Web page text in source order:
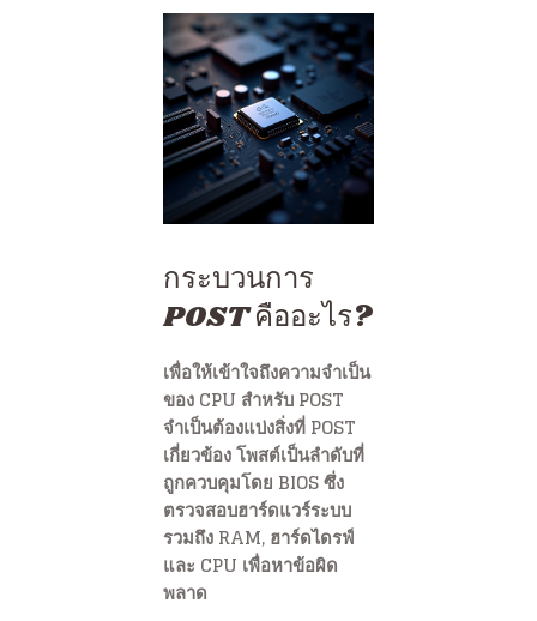
กระบวนการ
POST คืออะไร?
เพื่อให้เข้าใจถึงความจำเป็น
ของ CPU สำหรับ POST
จำเป็นต้องแบ่งสิ่งที่ POST
เกี่ยวข้อง โพสต์เป็นลำดับที่
ถูกควบคุมโดย BIOS ซึ่ง
ตรวจสอบฮาร์ดแวร์ระบบ
รวมถึง RAM, ฮาร์ดไดรฟ์
และ CPU เพื่อหาข้อผิด
พลาด